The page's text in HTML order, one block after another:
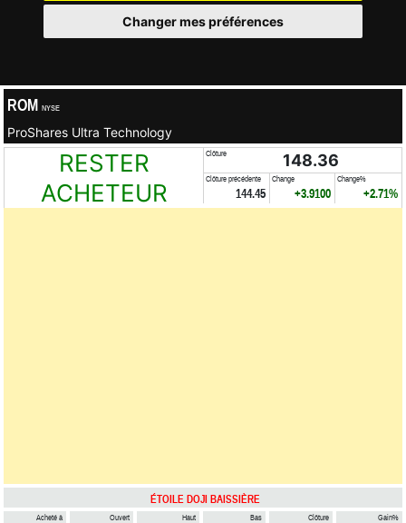
Changer mes préférences
ROM NYSE
ProShares Ultra Technology
RESTER
ACHETEUR
Clôture 148.36
Clôture précédente
144.45
Change
+3.9100
Change%
+2.71%
ÉTOILE DOJI BAISSIÈRE
Acheté à Ouvert Haut Bas Clôture Gain%